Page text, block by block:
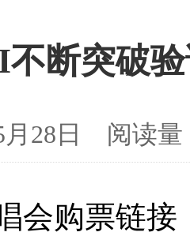
断突破
月28日 阅读
会购票链